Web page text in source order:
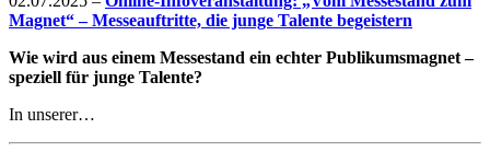
Magnet“ – Messeauftritte, die junge Talente begeistern
Wie wird aus einem Messestand ein echter Publikumsmagnet –
speziell für junge Talente?
In unserer…